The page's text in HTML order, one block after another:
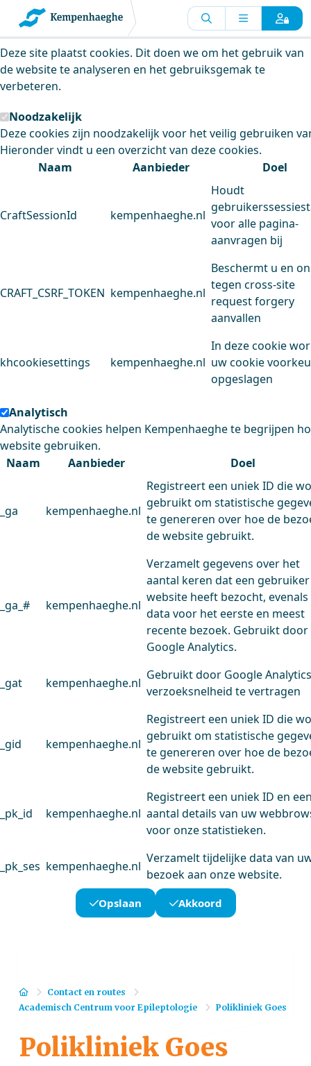
Kempenhaeghe maakt gebruik van
cookies
Deze site plaatst cookies. Dit doen we om het gebruik van
de website te analyseren en het gebruiksgemak te
verbeteren.
Noodzakelijk
Deze cookies zijn noodzakelijk voor het veilig gebruiken
Hieronder vindt u een overzicht van deze cookies.
Naam
Aanbieder Doel
CraftSessionId kempenhaeghe.nl
Houdt
voor alle pagina-
aanvragen bij
CRAFT_CSRF_TOKEN kempenhaeghe.nl
Beschermt u en
tegen cross-site
request forgery
aanvallen
khcookiesettings kempenhaeghe.nl
In deze cookie
uw cookie
opgeslagen
Analytisch
Analytische cookies helpen Kempenhaeghe te begrijpen
website gebruiken.
Naam
Aanbieder Doel
_ga kempenhaeghe.nl
Registreert een uniek ID die
gebruikt om statistische
te genereren over hoe de
de website gebruikt.
_ga_# kempenhaeghe.nl
Verzamelt gegevens over het
aantal keren dat een
website heeft bezocht, evenals
data voor het eerste en meest
recente bezoek. Gebruikt door
Google Analytics.
_gat kempenhaeghe.nl
Gebruikt door Google
verzoeksnelheid te vertragen
_gid kempenhaeghe.nl
Registreert een uniek ID die
gebruikt om statistische
te genereren over hoe de
de website gebruikt.
_pk_id kempenhaeghe.nl
Registreert een uniek ID en
aantal details van uw
voor onze statistieken.
_pk_ses kempenhaeghe.nl
Verzamelt tijdelijke data van
bezoek aan onze website.
Opslaan Akkoord
HomeContact en routes
Academisch Centrum voor Epileptologie
Polikliniek Goes
Polikliniek Goes